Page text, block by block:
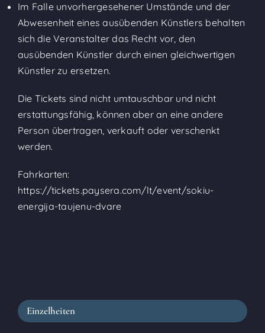
Im Falle unvorhergesehener Umstände und der
Abwesenheit eines ausübenden Künstlers behalten
sich die Veranstalter das Recht vor, den
ausübenden Künstler durch einen gleichwertigen
Künstler zu ersetzen.
Die Tickets sind nicht umtauschbar und nicht
erstattungsfähig, können aber an eine andere
Person übertragen, verkauft oder verschenkt
werden.
Fahrkarten:
https://tickets.paysera.com/lt/event/sokiu-
energija-taujenu-dvare
Einzelheiten